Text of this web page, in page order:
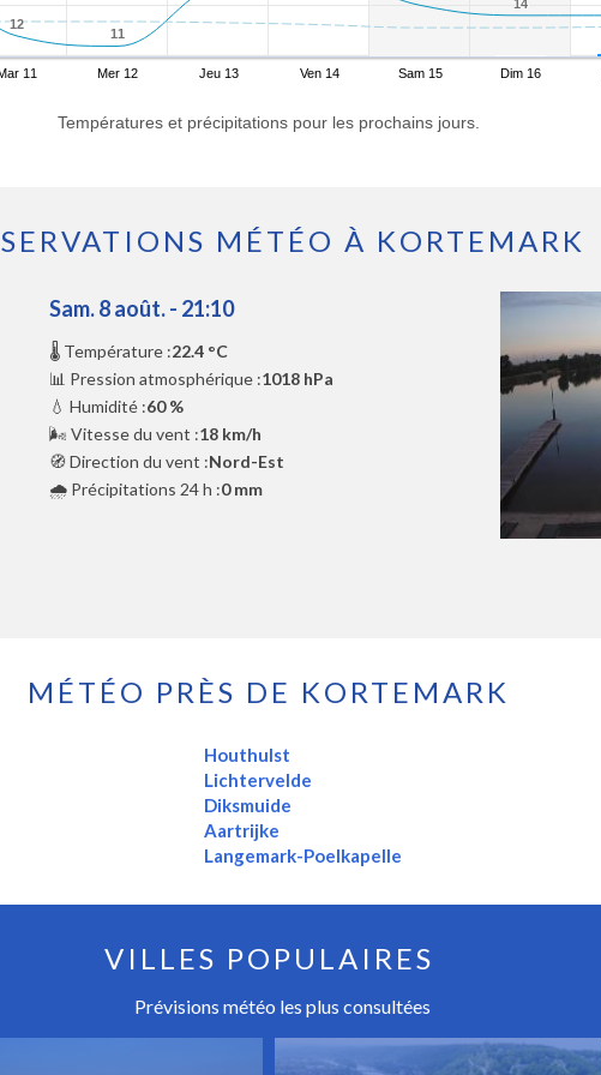
12
12
11
11
14
14
11 Mer 12 Jeu 13 Ven 14 Sam 15 Dim 16
Températures et précipitations pour les prochains jours.
MÉTÉO À KORTEMARK
Sam. 8 août. - 21:10
🌡️ Température :22.4 °C
📊 Pression atmosphérique :1018 hPa
💧 Humidité :60 %
🌬️ Vitesse du vent :18 km/h
🧭 Direction du vent :Nord-Est
🌧️ Précipitations 24 h :0 mm
MÉTÉO PRÈS DE KORTEMARK
Houthulst
Lichtervelde
Diksmuide
Aartrijke
Langemark-Poelkapelle
VILLES POPULAIRES
Prévisions météo les plus consultées